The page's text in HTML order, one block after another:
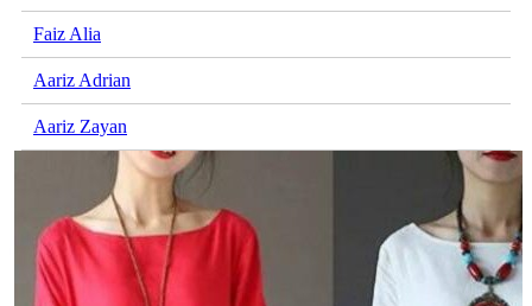
Faiz Alia
Aariz Adrian
Aariz Zayan